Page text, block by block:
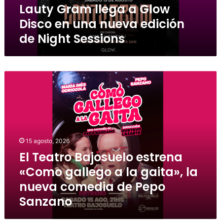
Lauty Gram llega a Glow
Disco en una nueva edición
de Night Sessions
15 agosto, 2026
El Teatro Bajosuelo estrena
«Como gallego a la gaita», la
nueva comedia de Pepo
Sanzano